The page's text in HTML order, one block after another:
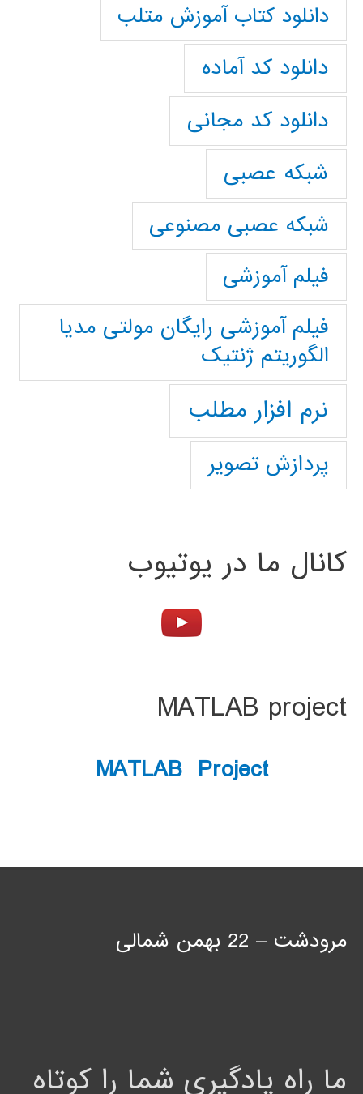
دانلود کتاب آموزش متلب
دانلود کد آماده
دانلود کد مجانی
شبکه عصبی
شبکه عصبی مصنوعی
فیلم آموزشی
فیلم آموزشی رایگان مولتی مدیا
الگوریتم ژنتیک
نرم افزار مطلب
پردازش تصویر
کانال ما در یوتیوب
MATLAB project
MATLAB Project
مرودشت – 22 بهمن شمالی
ما راه یادگیری شما را کوتاه